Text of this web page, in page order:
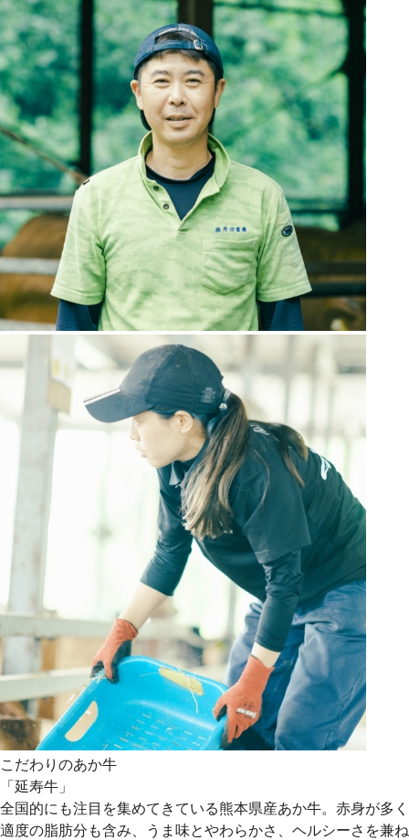
こだわりのあか牛
「延寿牛」
全国的にも注目を集めてきている熊本県産あか牛。赤身が多く
適度の脂肪分も含み、うま味とやわらかさ、ヘルシーさを兼ね